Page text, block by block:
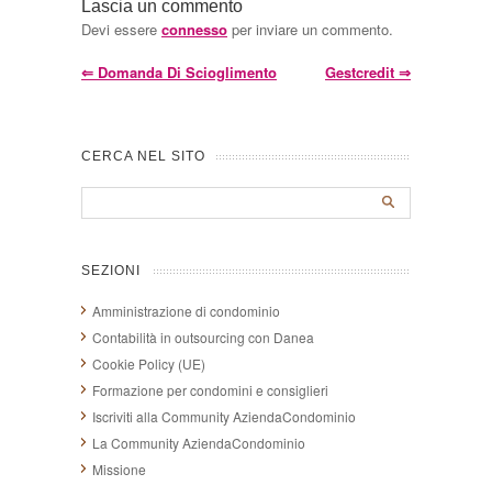
Lascia un commento
Devi essere connesso per inviare un commento.
⇐ Domanda Di Scioglimento Gestcredit ⇒
CERCA NEL SITO
SEZIONI
Amministrazione di condominio
Contabilità in outsourcing con Danea
Cookie Policy (UE)
Formazione per condomini e consiglieri
Iscriviti alla Community AziendaCondominio
La Community AziendaCondominio
Missione